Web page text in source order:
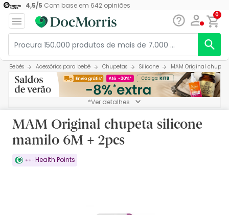
4,5/5 Com base em 642opiniões
0
Bebés Acessórios para bebé Chupetas Silicone MAM Original
*Ver detalhes
MAM Original chupeta silicone
mamilo 6M + 2pcs
Health Points